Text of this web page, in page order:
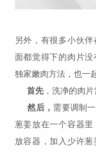
另外，有很多小伙
面都觉得下的肉片
独家嫩肉方法，也一
首先，洗净的肉片
然后， 需要调制
葱姜放在一个容器
放容器，加入少许葱